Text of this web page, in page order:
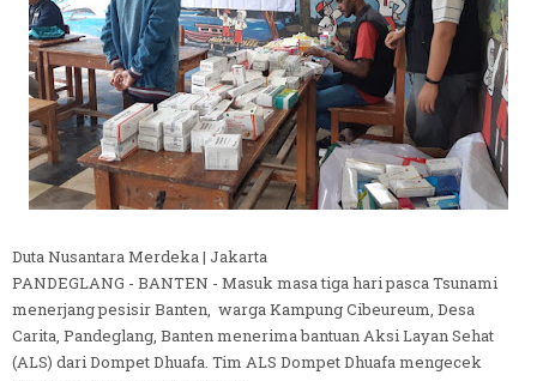
Duta Nusantara Merdeka | Jakarta
PANDEGLANG - BANTEN - Masuk masa tiga hari pasca Tsunami
menerjang pesisir Banten, warga Kampung Cibeureum, Desa
Carita, Pandeglang, Banten menerima bantuan Aksi Layan Sehat
(ALS) dari Dompet Dhuafa. Tim ALS Dompet Dhuafa mengecek